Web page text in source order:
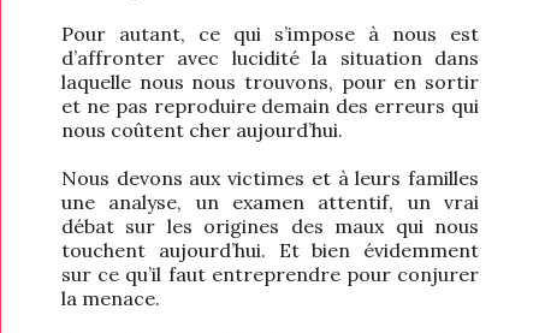
Pour autant, ce qui s’impose à nous est
d’affronter avec lucidité la situation dans
laquelle nous nous trouvons, pour en sortir
et ne pas reproduire demain des erreurs qui
nous coûtent cher aujourd’hui.
Nous devons aux victimes et à leurs familles
une analyse, un examen attentif, un vrai
débat sur les origines des maux qui nous
touchent aujourd’hui. Et bien évidemment
sur ce qu’il faut entreprendre pour conjurer
la menace.